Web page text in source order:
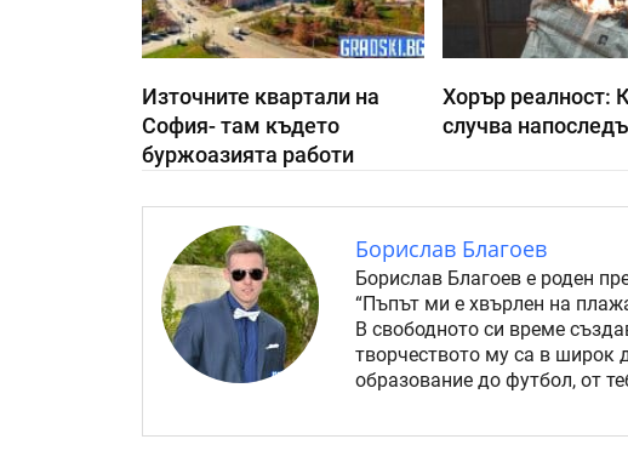
Източните квартали на
София- там където
буржоазията работи
Хорър реалност:
случва
Борислав Благоев
Борислав Благоев е роден
“Пъпът ми е хвърлен на
В свободното си време
творчеството му са в широк
образование до футбол, от